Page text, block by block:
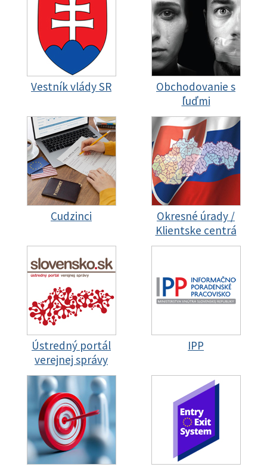
Vestník vlády SR
Obchodovanie s
ľuďmi
Cudzinci
Okresné úrady /
Klientske centrá
Ústredný portál
verejnej správy
IPP